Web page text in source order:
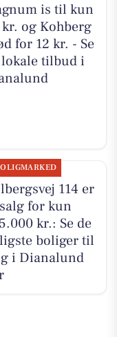
is til kun
og Kohberg
for 12 kr. - Se
lokale tilbud i
114 er
for kun
kr.: Se de
boliger til
i Dianalund